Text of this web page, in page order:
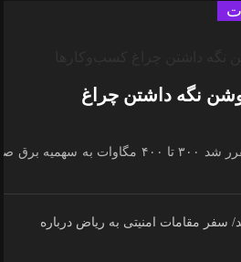
روشن نگه داشتن چراغ
معاون وزیر صمت، گفت: مقرر شد ۳۰۰ تا ۴۰۰ مگاوات به سهمیه
مقامات امنیتی به ریاض درباره